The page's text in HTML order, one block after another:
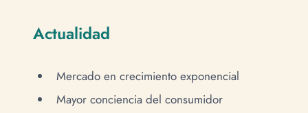
Actualidad
Mercado en crecimiento exponencial
Mayor conciencia del consumidor